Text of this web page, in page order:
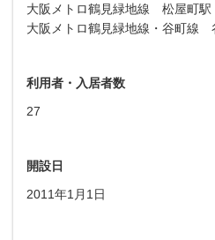
大阪メトロ鶴見緑地線 松屋町
大阪メトロ鶴見緑地線・谷町
利用者・入居者数
27
開設日
2011年1月1日